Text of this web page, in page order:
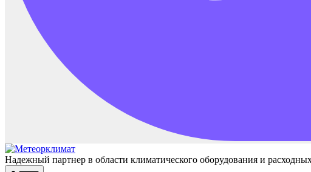
Надежный партнер в области климатического оборудования и